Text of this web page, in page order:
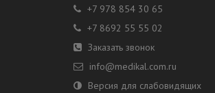
+7 978 854 30 65
+7 8692 55 55 02
Заказать звонок
info@medikal.com.ru
Версия для слабовидящих